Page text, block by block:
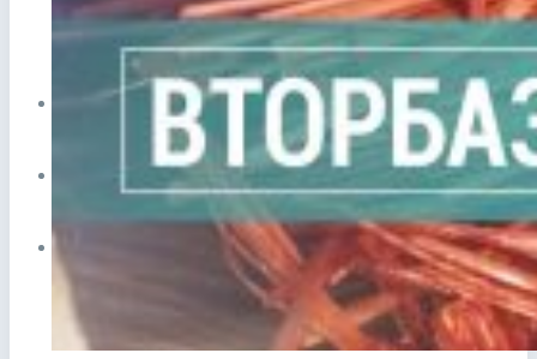
Сдать аккумулятор телефона
ПУНКТЫ ПРИЕМА